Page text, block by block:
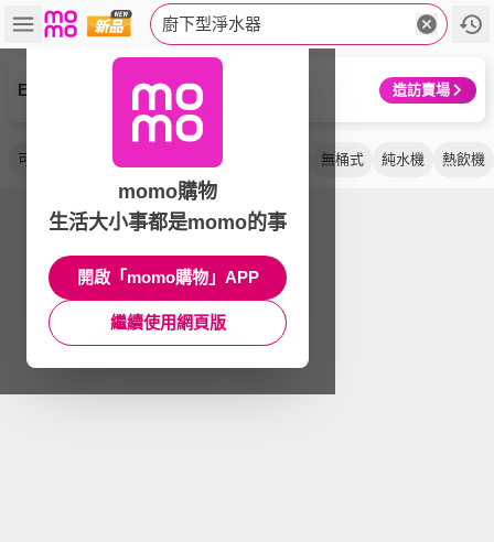
廚下型淨水器
EVERPURE 愛惠浦 造訪賣場
可生飲 淨水機 櫥下型 無桶式 純水機 熱飲機
momo購物
生活大小事都是momo的事
開啟「momo購物」APP
繼續使用網頁版